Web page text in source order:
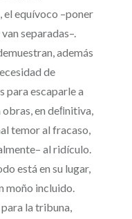
el equívoco –poner
van separadas–.
además
de
para escaparle a
en deﬁnitiva,
temor al fracaso,
al ridículo.
está en su lugar,
moño incluido.
la tribuna,